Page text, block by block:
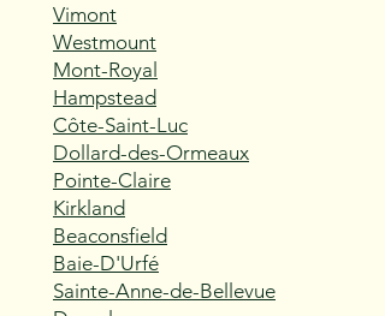
Vimont
Westmount
Mont-Royal
Hampstead
Côte-Saint-Luc
Dollard-des-Ormeaux
Pointe-Claire
Kirkland
Beaconsfield
Baie-D'Urfé
Sainte-Anne-de-Bellevue